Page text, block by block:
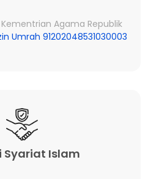
Agama Republik
Umrah 91202048531030003
Syariat Islam